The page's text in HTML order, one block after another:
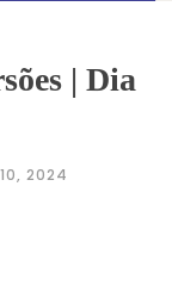
| Dia
2024